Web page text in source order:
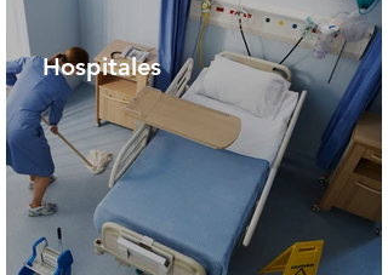
Hospitales